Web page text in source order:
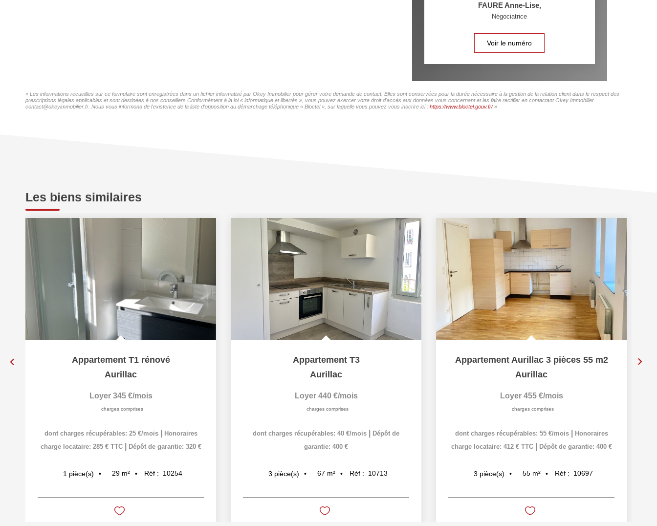
FAURE Anne-Lise,
Négociatrice
Voir le numéro
« Les informations recueillies sur ce formulaire sont enregistrées dans un fichier informatisé par Okey Immobilier pour gérer votre demande de contact. Elles sont conservées pour la durée nécessaire à la gestion de la relation client dans le respect des
prescriptions légales applicables et sont destinées à nos conseillers Conformément à la loi « informatique et libertés », vous pouvez exercer votre droit d'accès aux données vous concernant et les faire rectifier en contactant Okey Immobilier
contact@okeyimmobilier.fr. Nous vous informons de l'existence de la liste d'opposition au démarchage téléphonique « Bloctel », sur laquelle vous pouvez vous inscrire ici : https://www.bloctel.gouv.fr/»
Les biens similaires
Appartement T1 rénové
Aurillac
Loyer 345 €/mois
charges comprises
dont charges récupérables: 25 €/mois
Honoraires
charge locataire: 285 € TTC
Dépôt de garantie: 320 €
1 pièce(s) 29 m² Réf : 10254
Appartement T3
Aurillac
Loyer 440 €/mois
charges comprises
dont charges récupérables: 40 €/mois
Dépôt de
garantie: 400 €
3 pièce(s) 67 m² Réf : 10713
Appartement Aurillac 3 pièces 55 m2
Aurillac
Loyer 455 €/mois
charges comprises
dont charges récupérables: 55 €/mois
Honoraires
charge locataire: 412 € TTC
Dépôt de garantie: 400 €
3 pièce(s) 55 m² Réf : 10697